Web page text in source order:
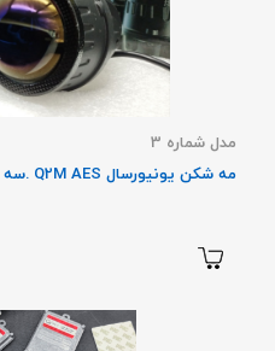
مدل شماره 3
مه شکن یونیورسال Q2M AES .سه رنگ